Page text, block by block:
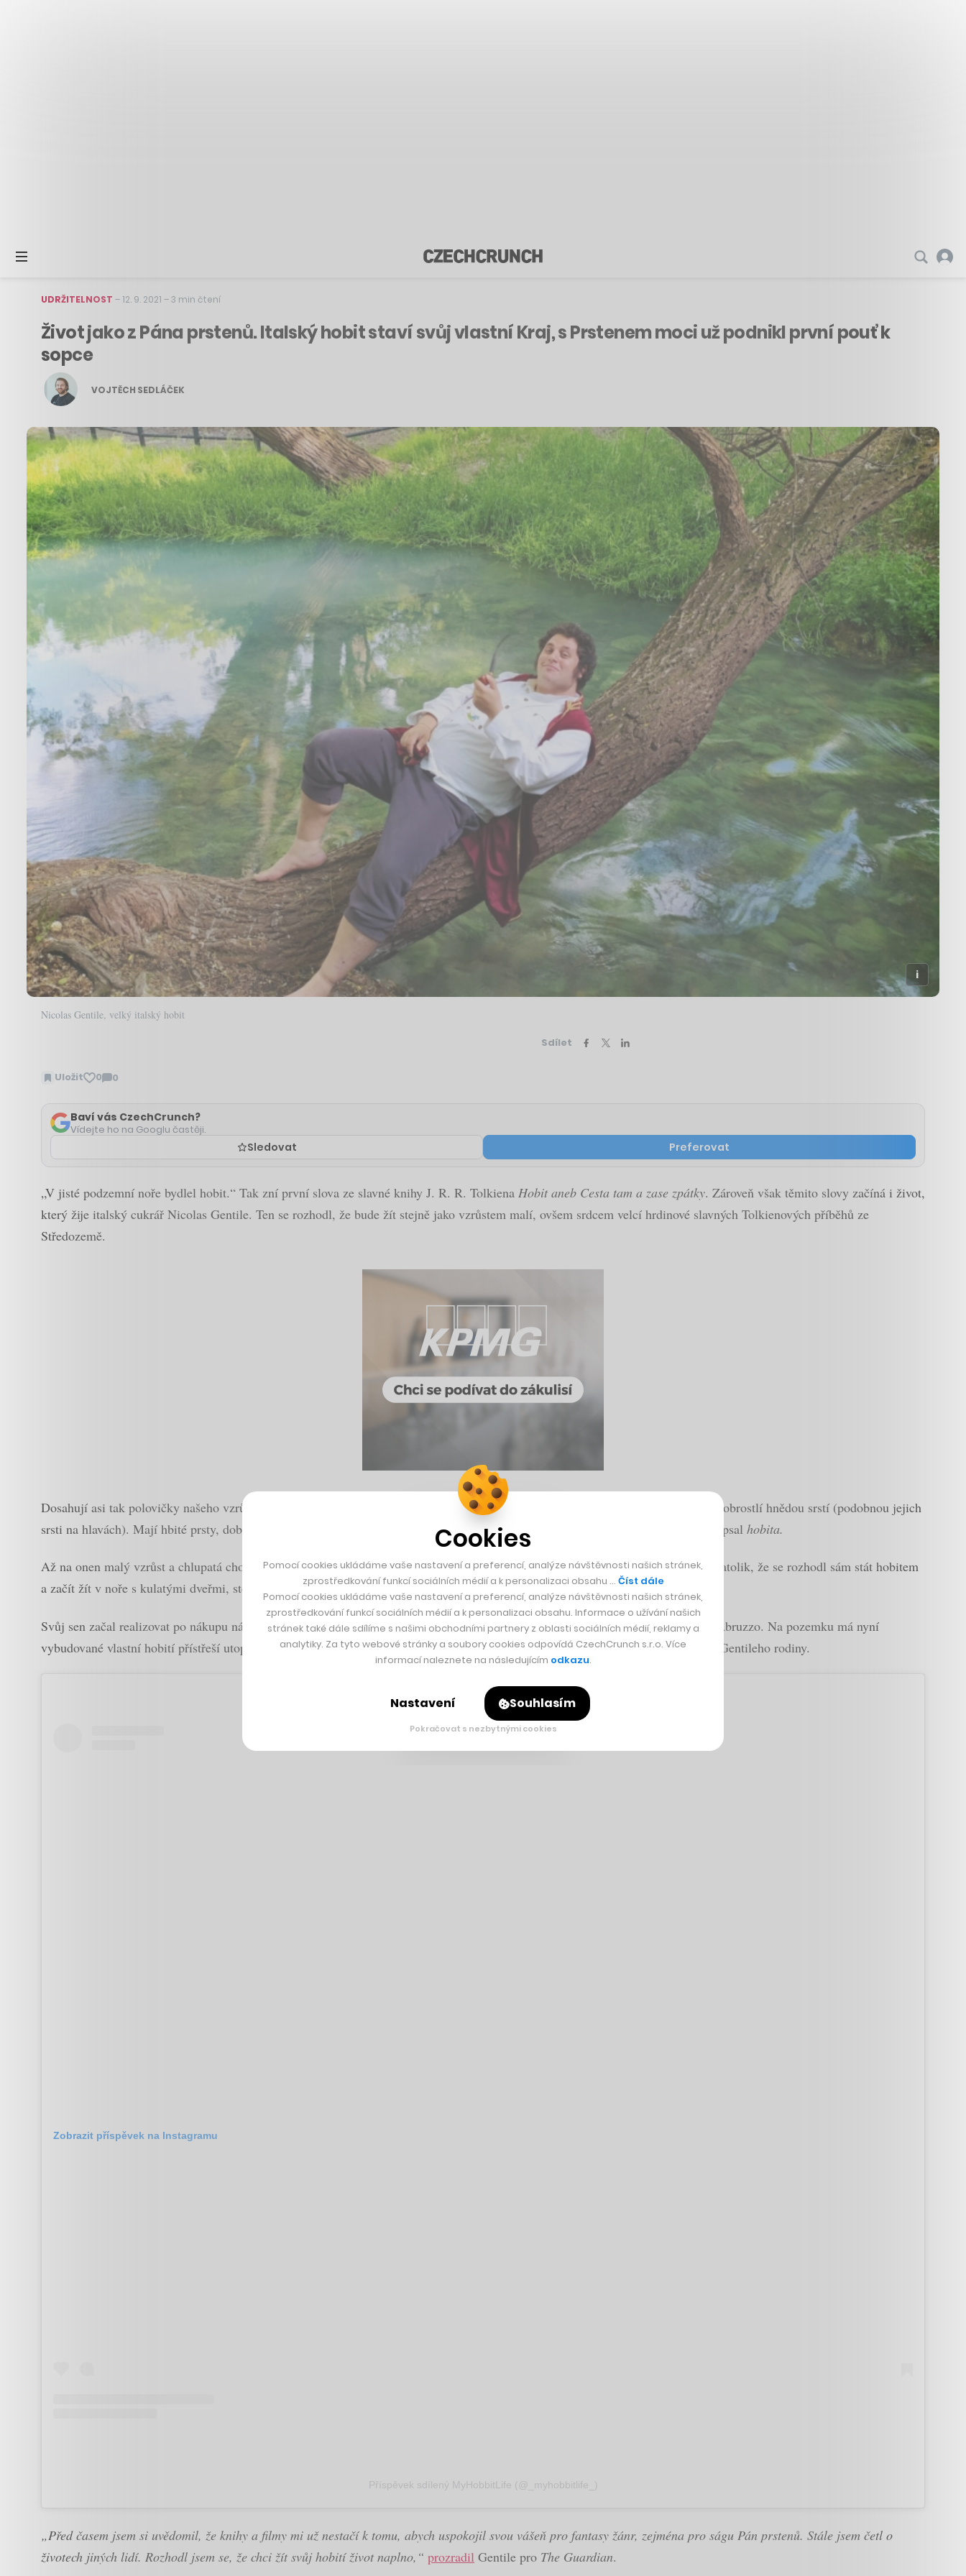
UDRŽITELNOST –12. 9. 2021 –3 min čtení
Život jako z Pána prstenů. Italský hobit staví svůj vlastní Kraj, s Prstenem moci už podnikl první pouť k
sopce
VOJTĚCH SEDLÁČEK
Nicolas Gentile, velký italský hobit
Sdílet
Uložit 0 0
Zobrazit
Baví vás CzechCrunch?
Vídejte ho na Googlu častěji.
Sledovat Preferovat
„V jisté podzemní noře bydlel hobit.“ Tak zní první slova ze slavné knihy J. R. R. Tolkiena Hobit aneb Cesta tam a zase zpátky. Zároveň však těmito slovy začíná i život,
který žije italský cukrář Nicolas Gentile. Ten se rozhodl, že bude žít stejně jako vzrůstem malí, ovšem srdcem velcí hrdinové slavných Tolkienových příběhů ze
Středozemě.
Dosahují asi tak polovičky našeho vzrůstu, mají sklony k obtloustlým bříškům, oblékají se do pestrých barev a na chodidlech jsou obrostlí hnědou srstí (podobnou jejich
srsti na hlavách). Mají hbité prsty, dobromyslné obličeje a smějí se hlubokým hlaholivým smíchem. Takto Tolkien před sto lety popsal hobita.
Až na onen malý vzrůst a chlupatá chodidla tento popis pasuje i na Nicolase Gentile. Ten byl hobity a jejich kulturou fascinován natolik, že se rozhodl sám stát hobitem
a začít žít v noře s kulatými dveřmi, stejně se odívat a plnými doušky vychutnávat přírodu okolo sebe.
Svůj sen začal realizovat po nákupu náležitě svažitého pozemku ve vesnici Bucchianico nedaleko města Chieti u pobřeží regionu Abruzzo. Na pozemku má nyní
vybudované vlastní hobití přístřeší utopené v zemi, kterému nechybí ani typické kulaté dveře, a dokonce ani další obyvatelé z řad Gentileho rodiny.
Zobrazit příspěvek na Instagramu
Příspěvek sdílený MyHobbitLife (@_myhobbitlife_)
„Před časem jsem si uvědomil, že knihy a filmy mi už nestačí k tomu, abych uspokojil svou vášeň pro fantasy žánr, zejména pro ságu Pán prstenů. Stále jsem četl o
životech jiných lidí. Rozhodl jsem se, že chci žít svůj hobití život naplno,“ prozradil Gentile pro The Guardian.
Cookies
Pomocí cookies ukládáme vaše nastavení a preferencí, analýze návštěvnosti našich stránek,
zprostředkování funkcí sociálních médií a k personalizaci obsahu … Číst dále
Pomocí cookies ukládáme vaše nastavení a preferencí, analýze návštěvnosti našich stránek,
zprostředkování funkcí sociálních médií a k personalizaci obsahu. Informace o užívání našich
stránek také dále sdílíme s našimi obchodními partnery z oblasti sociálních médií, reklamy a
analytiky. Za tyto webové stránky a soubory cookies odpovídá CzechCrunch s.r.o. Více
informací naleznete na následujícím odkazu.
Nastavení Souhlasím
Pokračovat s nezbytnými cookies